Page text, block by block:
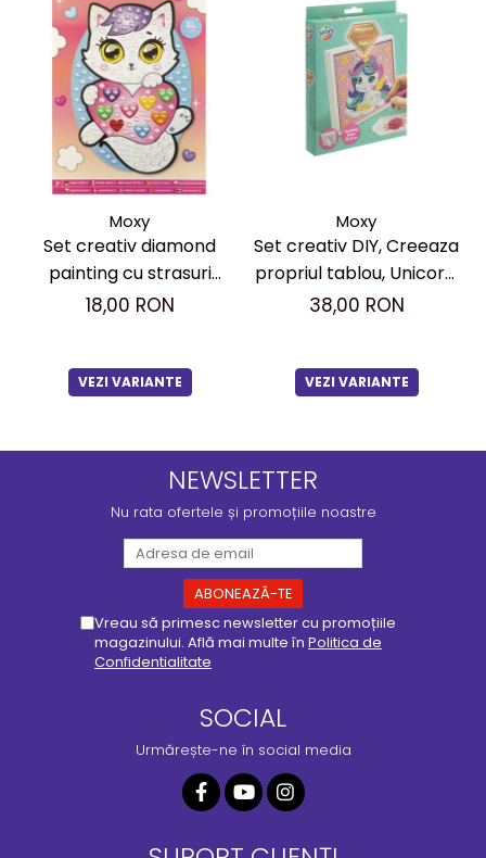
Moxy
Set creativ diamond
painting cu strasuri
mari, A5
18,00 RON
VEZI VARIANTE
Moxy
Set creativ DIY, Creeaza
propriul tablou, Unicorn,
Moxy
38,00 RON
VEZI VARIANTE
NEWSLETTER
Nu rata ofertele și promoțiile noastre
Vreau să primesc newsletter cu promoțiile
magazinului. Află mai multe în Politica de
Confidentialitate
SOCIAL
Urmărește-ne în social media